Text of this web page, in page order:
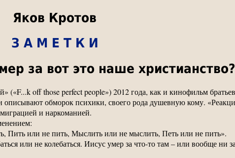
Яков Кротов
З А М Е Т К И
за вот это наше
(«F...k off those perfect people») 2012 года, как и кинофильм
обморок психики, своего рода душевную кому.
и наркоманией.
Пить или не пить, Мыслить или не мыслить, Петь или не пить».
или не колебаться. Иисус умер за что-то там – или вообще ни